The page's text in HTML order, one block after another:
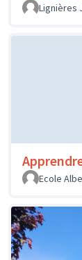
Lignières
Ecole